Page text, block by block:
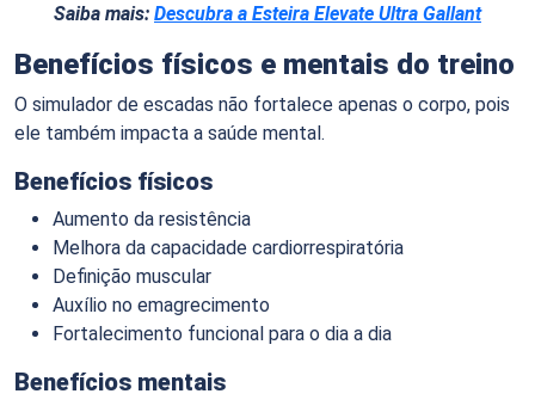
Saiba mais: Descubra a Esteira Elevate Ultra Gallant
Benefícios físicos e mentais do treino
O simulador de escadas não fortalece apenas o corpo, pois
ele também impacta a saúde mental.
Benefícios físicos
Aumento da resistência
Melhora da capacidade cardiorrespiratória
Definição muscular
Auxílio no emagrecimento
Fortalecimento funcional para o dia a dia
Benefícios mentais